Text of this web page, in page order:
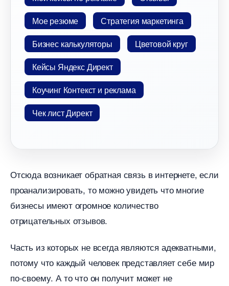
Мое резюме
Стратегия маркетинга
Бизнес калькуляторы
Цветовой кру
Кейсы Яндекс Директ
Коучинг Контекст и реклама
Чек лист Директ
Отсюда возникает обратная связь в интернете, если
проанализировать, то можно увидеть что многие
изнесы имеют огромное количество
отрицательных отзывов.
Часть из которых не всегда являются адекватными,
потому что каждый человек представляет себе мир
по-своему. А то что он получит может не